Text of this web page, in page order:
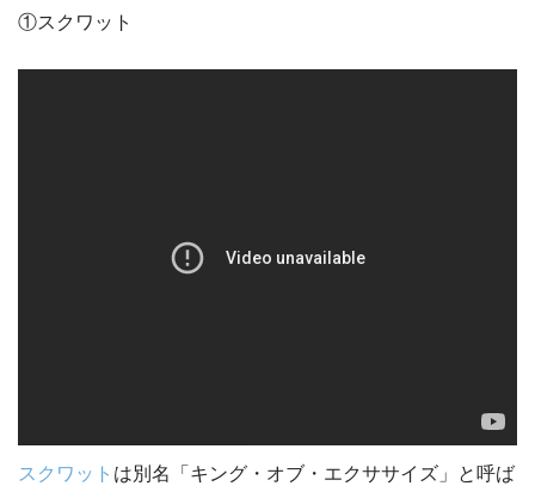
①スクワット
スクワット は別名「キング・オブ・エクササイズ」と呼ば